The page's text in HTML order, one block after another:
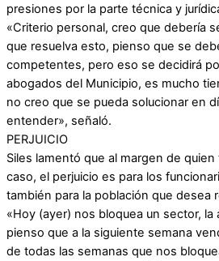
presiones por la parte técnica y
«Criterio personal, creo que debería
que resuelva esto, pienso que se
competentes, pero eso se decidirá
abogados del Municipio, es mucho
no creo que se pueda solucionar en
entender», señaló.
PERJUICIO
Siles lamentó que al margen de
caso, el perjuicio es para los
también para la población que desea
«Hoy (ayer) nos bloquea un sector,
pienso que a la siguiente semana
de todas las semanas que nos